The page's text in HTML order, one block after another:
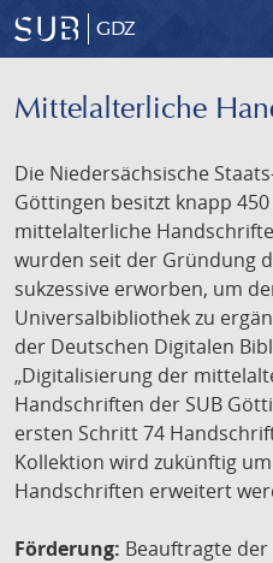
GDZ
Mittelalterliche
Die Niedersächsische
Göttingen besitzt knapp
mittelalterliche
wurden seit der Gründung
sukzessive erworben, um
Universalbibliothek zu
der Deutschen Digitalen
„Digitalisierung der
Handschriften der SUB
ersten Schritt 74
Kollektion wird zukünftig
Handschriften erweitert
Förderung: Beauftragte